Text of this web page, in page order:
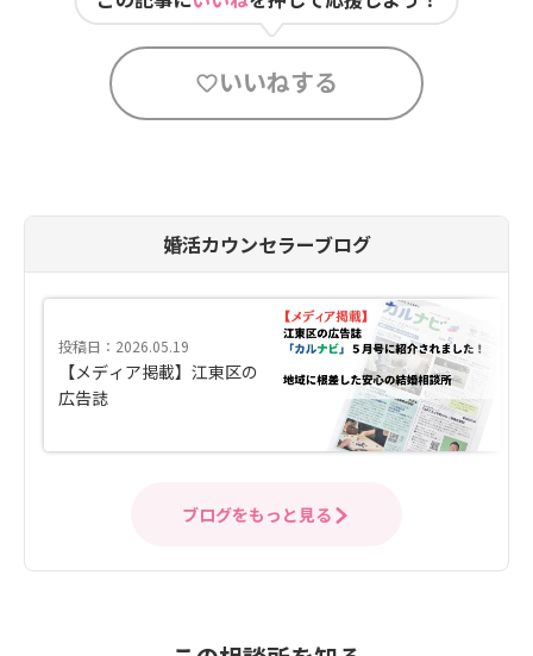
いいねする
婚活カウンセラーブログ
投稿日：2026.05.19
【メディア掲載】江東区の
広告誌
ブログをもっと見る